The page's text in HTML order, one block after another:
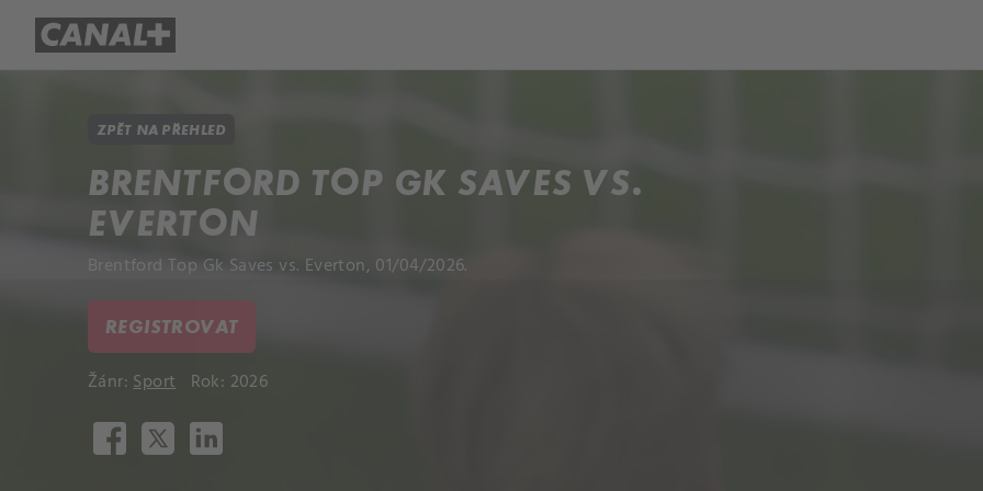
ZPĚT NA PŘEHLED
BRENTFORD TOP GK SAVES VS.
EVERTON
Brentford Top Gk Saves vs. Everton, 01/04/2026.
REGISTROVAT
Žánr:Sport Rok: 2026